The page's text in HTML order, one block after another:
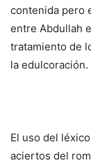
contenida pero
entre Abdullah
tratamiento de
la edulcoración.
El uso del
aciertos del